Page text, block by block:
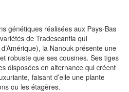
génétiques réalisées aux Pays-Bas
de Tradescantia qui
la Nanouk présente une
robuste que ses cousines. Ses tiges
disposées en alternance qui créent
faisant d’elle une plante
ou les étagères.